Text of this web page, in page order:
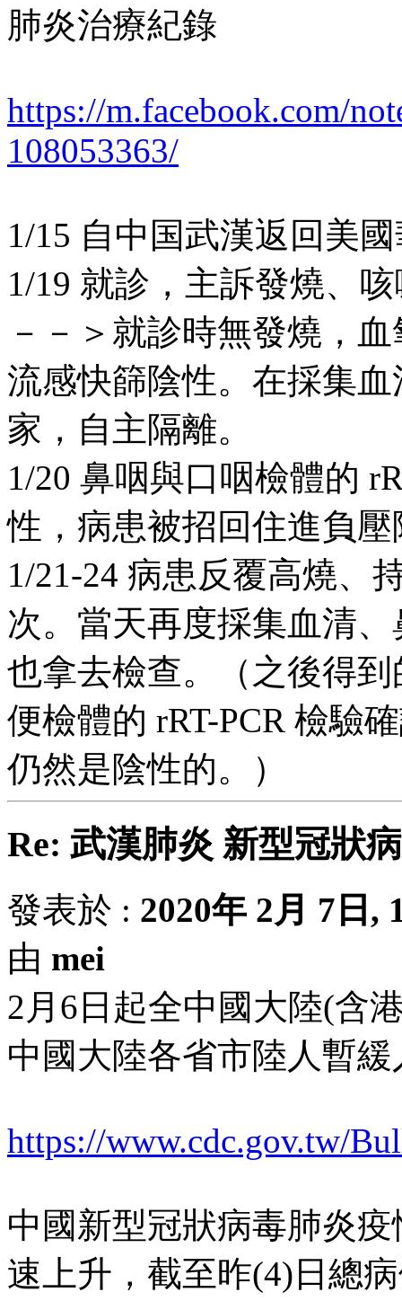
肺炎治療紀錄
https://m.facebook.com/
108053363/
1/15 自中国武漢返回美
1/19 就診，主訴發燒、
－－＞就診時無發燒，
流感快篩陰性。在採集
家，自主隔離。
1/20 鼻咽與口咽檢體的
性，病患被招回住進負
1/21-24 病患反覆高燒、
次。當天再度採集血清
也拿去檢查。（之後得
便檢體的 rRT-PCR 檢驗
仍然是陰性的。）
Re: 武漢肺炎 新型冠狀
發表於 : 2020年 2月 7日,
由 mei
2月6日起全中國大陸(含
中國大陸各省市陸人暫緩
https://www.cdc.gov.tw/
中國新型冠狀病毒肺炎
速上升，截至昨(4)日總